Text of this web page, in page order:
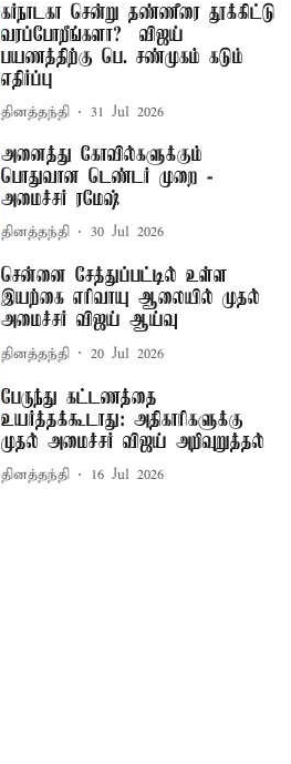
கர்நாடகா சென்று தண்ணீரை தூக்கிட்டு
வரப்போறீங்களா? – விஜய்
பயணத்திற்கு பெ. சண்முகம் கடும்
எதிர்ப்பு
தினத்தந்தி 31 Jul 2026
அனைத்து கோவில்களுக்கும்
பொதுவான டெண்டர் முறை -
அமைச்சர் ரமேஷ்
தினத்தந்தி 30 Jul 2026
சென்னை சேத்துப்பட்டில் உள்ள
இயற்கை எரிவாயு ஆலையில் முதல்
அமைச்சர் விஜய் ஆய்வு
தினத்தந்தி 20 Jul 2026
பேருந்து கட்டணத்தை
உயர்த்தக்கூடாது: அதிகாரிகளுக்கு
முதல் அமைச்சர் விஜய் அறிவுறுத்தல்
தினத்தந்தி 16 Jul 2026